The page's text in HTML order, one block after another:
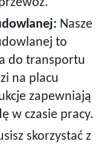
Nasze
to
do transportu
na placu
zapewniają
w czasie pracy.
skorzystać z